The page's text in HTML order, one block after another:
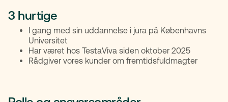
3 hurtige
I gang med sin uddannelse i jura på Københavns
Universitet
Har været hos TestaViva siden oktober 2025
Rådgiver vores kunder om fremtidsfuldmagter